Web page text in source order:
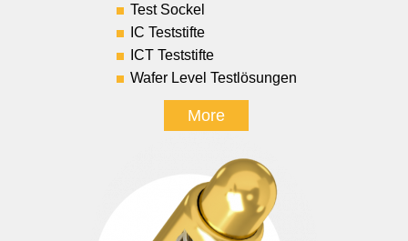
Test Sockel
IC Teststifte
ICT Teststifte
Wafer Level Testlösungen
More